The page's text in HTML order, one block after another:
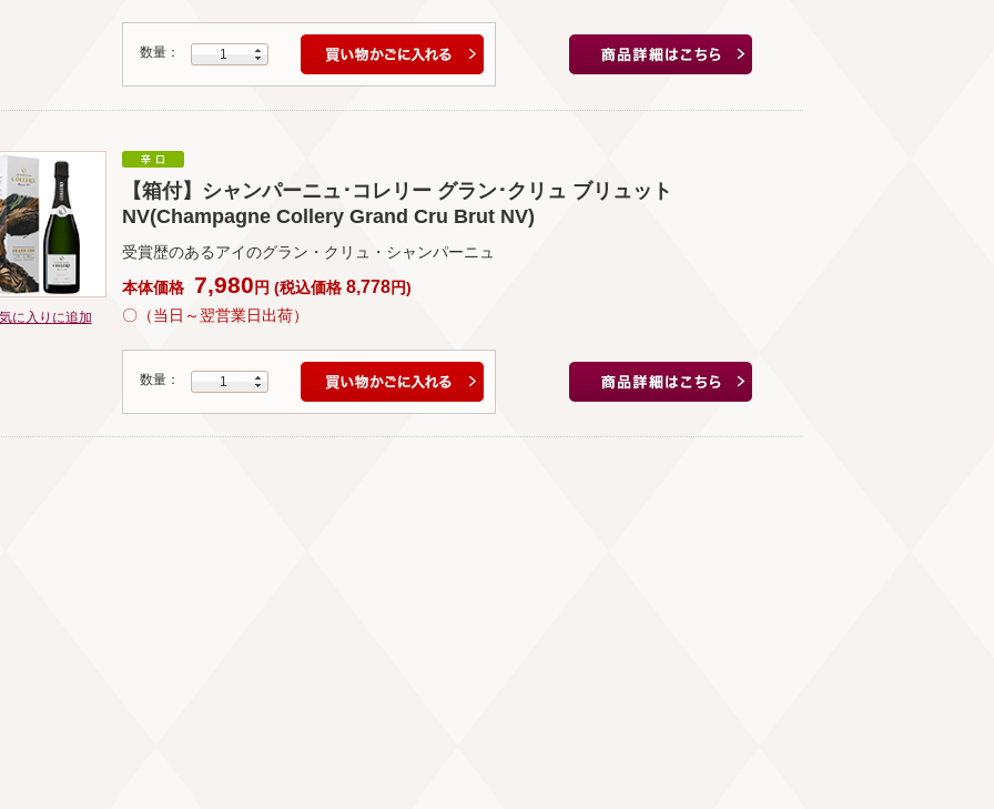
数量： 1
に入りに追加
【箱付】シャンパーニュ･コレリー グラン･クリュ ブリュット
NV(Champagne Collery Grand Cru Brut NV)
受賞歴のあるアイのグラン・クリュ・シャンパーニュ
本体価格 7,980円 (税込価格 8,778円)
〇（当日～翌営業日出荷）
数量： 1